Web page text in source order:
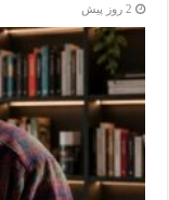
2 روز پیش